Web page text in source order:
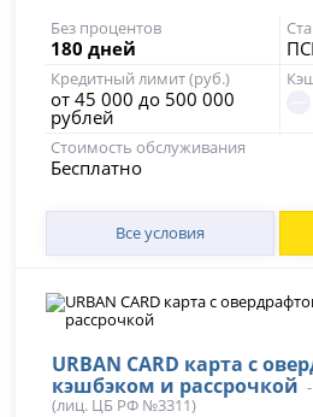
Без процентов
180 дней
Кредитный лимит (руб.)
от 45 000 до 500 000
рублей
Стоимость обслуживания
Бесплатно
Все условия
URBAN CARD карта с
кэшбэком и рассрочкой -
(лиц. ЦБ РФ №3311)